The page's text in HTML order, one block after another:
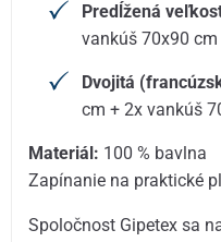
Predĺžená
vankúš 70x90 cm
Dvojitá
cm + 2x vankúš
Materiál: 100 % bavlna
Zapínanie na praktické
Spoločnost Gipetex sa